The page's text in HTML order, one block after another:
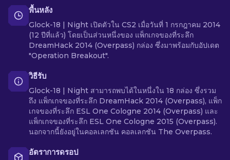
พื้นหลัง
Glock-18 | Night เปิดตัวใน CS2 เมื่อวันที่ 1 กรกฎาคม 2014
(12 ปีที่แล้ว) โดยเป็นส่วนหนึ่งของ แพ็กเกจของที่ระลึก
DreamHack 2014 (Overpass) กล่อง ซึ่งมาพร้อมกับอัปเดต
"Operation Breakout".
วิธีรับ
Glock-18 | Night สามารถพบได้ในหนึ่งใน 18 กล่อง ซึ่งรวม
ถึง แพ็กเกจของที่ระลึก DreamHack 2014 (Overpass), แพ็ก
เกจของที่ระลึก ESL One Cologne 2014 (Overpass) และ
แพ็กเกจของที่ระลึก ESL One Cologne 2015 (Overpass).
นอกจากนี้ยังอยู่ในคอลเลกชัน คอลเลกชัน The Overpass.
อัตราการดรอป